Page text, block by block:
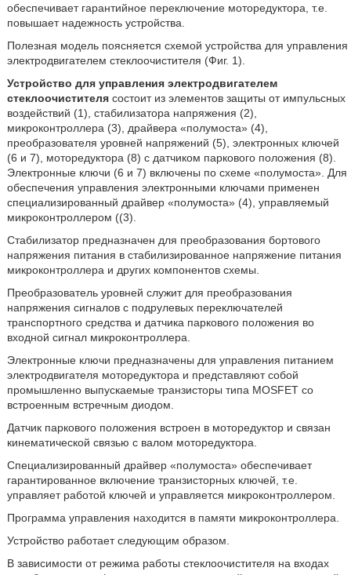
обеспечивает гарантийное переключение моторедуктора, т.е.
повышает надежность устройства.
Полезная модель поясняется схемой устройства для управления
электродвигателем стеклоочистителя (Фиг. 1).
Устройство для управления электродвигателем
стеклоочистителясостоит из элементов защиты от импульсных
воздействий (1), стабилизатора напряжения (2),
микроконтроллера (3), драйвера «полумоста» (4),
преобразователя уровней напряжений (5), электронных ключей
(6 и 7), моторедуктора (8) с датчиком паркового положения (8).
Электронные ключи (6 и 7) включены по схеме «полумоста». Для
обеспечения управления электронными ключами применен
специализированный драйвер «полумоста» (4), управляемый
микроконтроллером ((3).
Стабилизатор предназначен для преобразования бортового
напряжения питания в стабилизированное напряжение питания
микроконтроллера и других компонентов схемы.
Преобразователь уровней служит для преобразования
напряжения сигналов с подрулевых переключателей
транспортного средства и датчика паркового положения во
входной сигнал микроконтроллера.
Электронные ключи предназначены для управления питанием
электродвигателя моторедуктора и представляют собой
промышленно выпускаемые транзисторы типа MOSFET со
встроенным встречным диодом.
Датчик паркового положения встроен в моторедуктор и связан
кинематической связью с валом моторедуктора.
Специализированный драйвер «полумоста» обеспечивает
гарантированное включение транзисторных ключей, т.е.
управляет работой ключей и управляется микроконтроллером.
Программа управления находится в памяти микроконтроллера.
Устройство работает следующим образом.
В зависимости от режима работы стеклоочистителя на входах